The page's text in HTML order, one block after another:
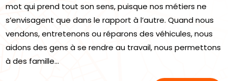
mot qui prend tout son sens, puisque nos métiers ne
s’envisagent que dans le rapport à l’autre. Quand nous
vendons, entretenons ou réparons des véhicules, nous
aidons des gens à se rendre au travail, nous permettons
à des famille...